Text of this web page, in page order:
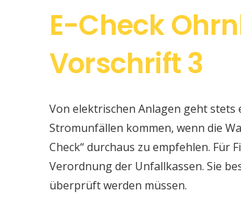
E-Check
Vorschrift 3
Von elektrischen Anlagen geht stets
Stromunfällen kommen, wenn die
Check“ durchaus zu empfehlen. Für
Verordnung der Unfallkassen. Sie
überprüft werden müssen.